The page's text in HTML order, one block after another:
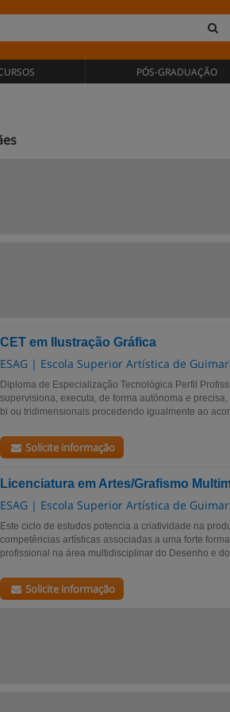
PÓS-GRADUAÇÃO
CET em Ilustração Gráfica
ESAG | Escola Superior Artística de
Diploma de Especialização Tecnológica Perfil
supervisiona, executa, de forma autónoma e
bi ou tridimensionais procedendo igualmente ao
Solicite informação
Licenciatura em Artes/Grafismo
ESAG | Escola Superior Artística de
Este ciclo de estudos potencia a criatividade na
competências artísticas associadas a uma forte
profissional na área multidisciplinar do Desenho e
Solicite informação